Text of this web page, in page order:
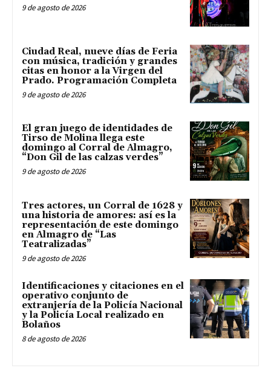
9 de agosto de 2026
Ciudad Real, nueve días de Feria
con música, tradición y grandes
citas en honor a la Virgen del
Prado. Programación Completa
9 de agosto de 2026
El gran juego de identidades de
Tirso de Molina llega este
domingo al Corral de Almagro,
“Don Gil de las calzas verdes”
9 de agosto de 2026
Tres actores, un Corral de 1628 y
una historia de amores: así es la
representación de este domingo
en Almagro de “Las
Teatralizadas”
9 de agosto de 2026
Identificaciones y citaciones en el
operativo conjunto de
extranjería de la Policía Nacional
y la Policía Local realizado en
Bolaños
8 de agosto de 2026